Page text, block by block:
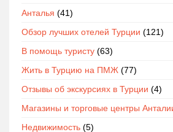
Анталья (41)
Обзор лучших отелей Турции (121)
В помощь туристу (63)
Жить в Турцию на ПМЖ (77)
Отзывы об экскурсиях в Турции (4)
Магазины и торговые центры
Недвижимость (5)